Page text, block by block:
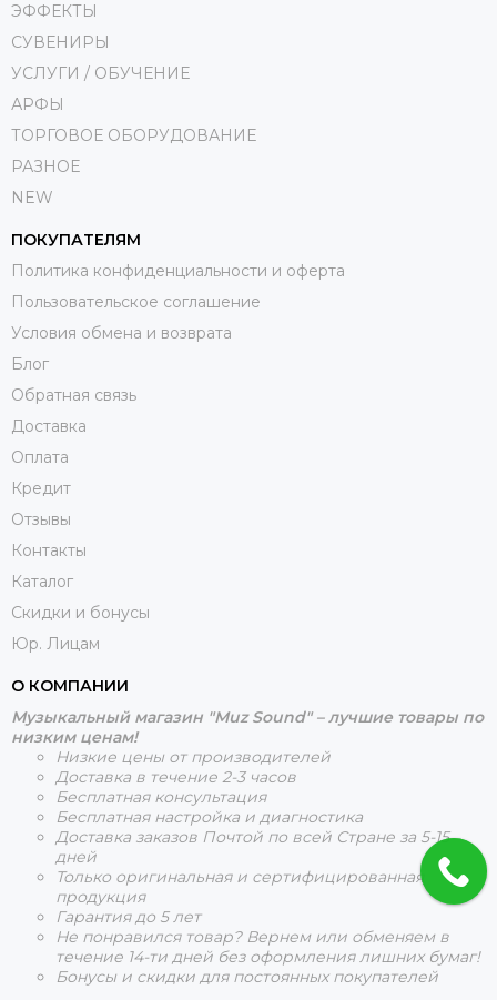
ЭФФЕКТЫ
СУВЕНИРЫ
УСЛУГИ / ОБУЧЕНИЕ
АРФЫ
ТОРГОВОЕ ОБОРУДОВАНИЕ
РАЗНОЕ
NEW
ПОКУПАТЕЛЯМ
Политика конфиденциальности и оферта
Пользовательское соглашение
Условия обмена и возврата
Блог
Обратная связь
Доставка
Оплата
Кредит
Отзывы
Контакты
Каталог
Скидки и бонусы
Юр. Лицам
О КОМПАНИИ
Музыкальный магазин "Muz Sound" – лучшие товары по
низким ценам!
Низкие цены от производителей
Доставка в течение 2-3 часов
Бесплатная консультация
Бесплатная настройка и диагностика
Доставка заказов Почтой по всей Стране за 5-15
дней
Только оригинальная и сертифицированная
продукция
Гарантия до 5 лет
Не понравился товар? Вернем или обменяем в
течение 14-ти дней без оформления лишних бумаг!
Бонусы и скидки для постоянных покупателей